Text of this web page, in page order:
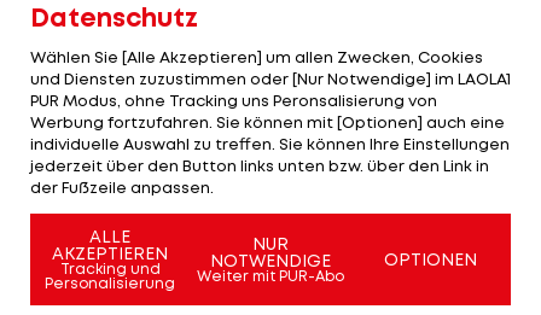
NEWS
Datenschutz
Wählen Sie [Alle Akzeptieren] um allen Zwecken, Cookies
und Diensten zuzustimmen oder [Nur Notwendige] im LAOLA1
PUR Modus, ohne Tracking uns Peronsalisierung von
Werbung fortzufahren. Sie können mit [Optionen] auch eine
individuelle Auswahl zu treffen. Sie können Ihre Einstellungen
jederzeit über den Button links unten bzw. über den Link in
der Fußzeile anpassen.
ALLE
AKZEPTIEREN
Tracking und
Personalisierung
NUR
NOTWENDIGE
Weiter mit PUR-Abo
OPTIONEN